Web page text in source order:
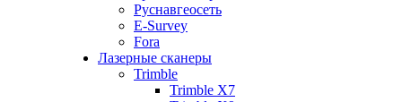
Руснавгеосеть
E-Survey
Fora
Лазерные сканеры
Trimble
Trimble X7